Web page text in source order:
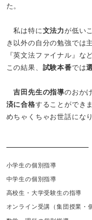
た。
私は特に文法力が低い
き以外の自分の勉強では
『英文法ファイナル』な
この結果、 試験本番では
吉田先生の指導のおか
済に合格することができ
めちゃくちゃお世話にな
小学生の個別指導
中学生の個別指導
高校生・大学受験生の指導
オンライン受講（集団授業・